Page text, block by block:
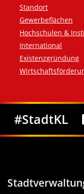
Standort
Gewerbeflächen
Hochschulen &
International
Existenzgründung
Social Media
#StadtKL